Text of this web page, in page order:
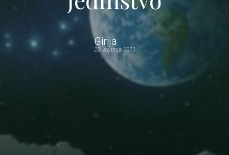
Girija
23. svibnja 2011.